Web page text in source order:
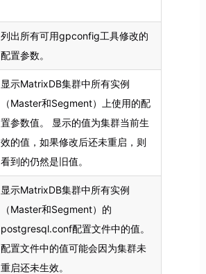
列出所有可用gpconfig工具修改的
配置参数。
显示MatrixDB集群中所有实例
（Master和Segment）上使用的配
置参数值。 显示的值为集群当前生
效的值，如果修改后还未重启，则
看到的仍然是旧值。
显示MatrixDB集群中所有实例
（Master和Segment）的
postgresql.conf配置文件中的值。
配置文件中的值可能会因为集群未
重启还未生效。